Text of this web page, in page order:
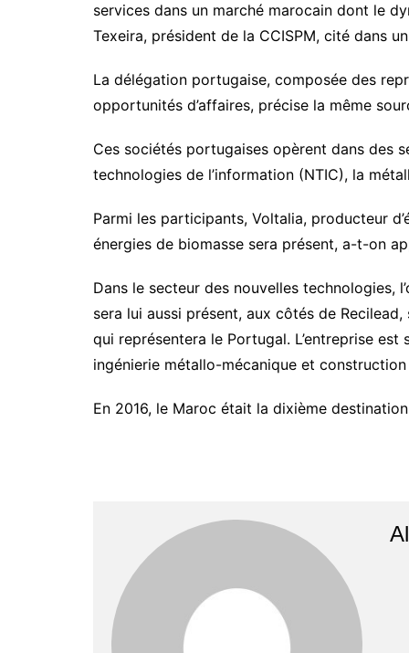
services dans un marché marocain dont le
Texeira, président de la CCISPM, cité dans
La délégation portugaise, composée des
opportunités d’affaires, précise la même
Ces sociétés portugaises opèrent dans des
technologies de l’information (NTIC), la
Parmi les participants, Voltalia, producteur
énergies de biomasse sera présent, a-t-on
Dans le secteur des nouvelles technologies,
sera lui aussi présent, aux côtés de
qui représentera le Portugal. L’entreprise
ingénierie métallo-mécanique et
En 2016, le Maroc était la dixième